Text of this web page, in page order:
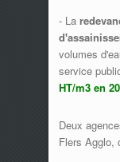
- La
volumes
service
HT/m3 en
Deux
Flers Agglo,